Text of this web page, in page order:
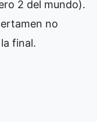
2 del mundo).
no
final.